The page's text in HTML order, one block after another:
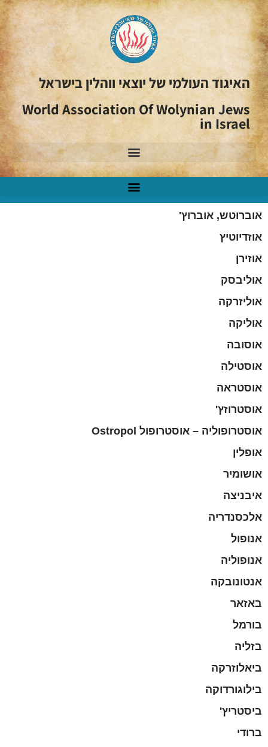
האיגוד העולמי של יוצאי ווהלין בישראל
World Association Of Wolynian Jews
in Israel
אוברוטש, אוברוץ'
אוזדיוטיץ
אוזירן
אוליבסק
אוליזרקה
אוליקה
אוסובה
אוסטילה
אוסטראה
אוסטרוזץ'
אוסטרופוליה – אוסטרופול Ostropol
אופלין
אושומיר
איבניצה
אלכסנדריה
אנופול
אנופוליה
אנטונובקה
באזאר
בורמל
בזליה
ביאלוזרקה
בילוגורדוקה
ביסטריץ'
ברודי